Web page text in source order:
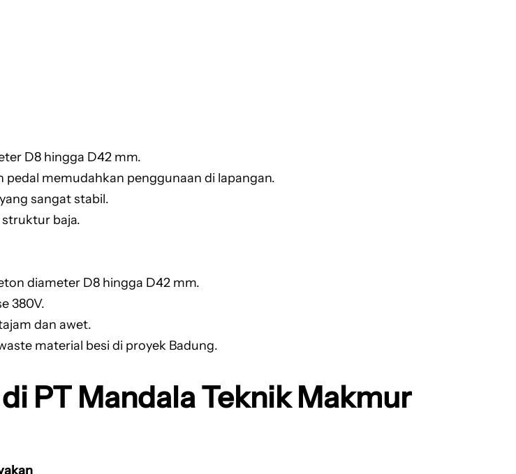
D8 hingga D42 mm.
memudahkan penggunaan di lapangan.
sangat stabil.
baja.
diameter D8 hingga D42 mm.
380V.
dan awet.
material besi di proyek Badung.
PT Mandala Teknik Makmur